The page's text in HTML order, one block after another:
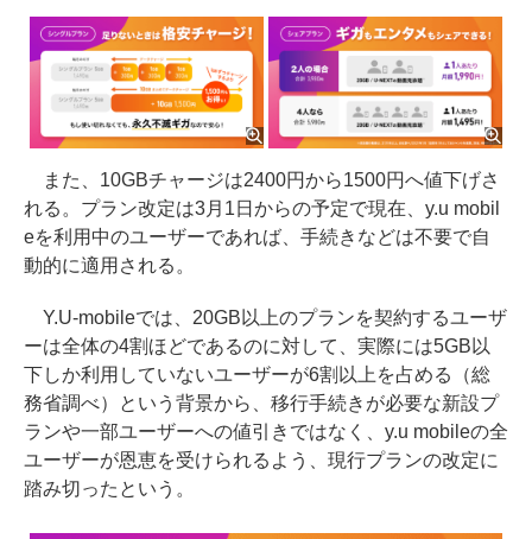
また、10GBチャージは2400円から1500円へ値下げさ
れる。プラン改定は3月1日からの予定で現在、y.u mobil
eを利用中のユーザーであれば、手続きなどは不要で自
動的に適用される。
Y.U-mobileでは、20GB以上のプランを契約するユーザ
ーは全体の4割ほどであるのに対して、実際には5GB以
下しか利用していないユーザーが6割以上を占める（総
務省調べ）という背景から、移行手続きが必要な新設プ
ランや一部ユーザーへの値引きではなく、y.u mobileの全
ユーザーが恩恵を受けられるよう、現行プランの改定に
踏み切ったという。